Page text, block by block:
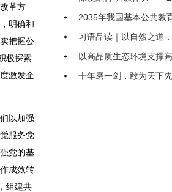
展动向2035年我国基本公共教
前列习语品读｜以自然之道
以高品质生态环境支撑
国生态日之际
十年磨一剑，敢为天下
革方
明确和
把握公
极探索
激发企
以加强
服务党
党的基
成效转
组建共